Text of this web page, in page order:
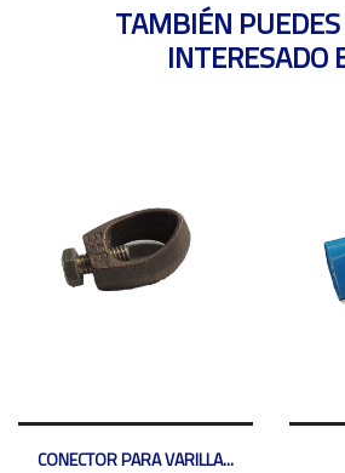
TAMBIÉN
INTERESADO
CONECTOR PARA VARILLA...